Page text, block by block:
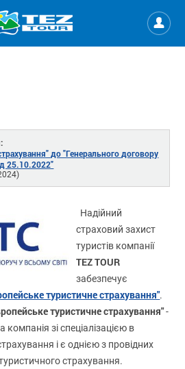
до "Генерального договору
25.10.2022"
Надійний
страховий захист
туристів компанії
TEZ TOUR
забезпечує
туристичне страхування".
туристичне страхування"-
компанія зі спеціалізацією в
і є однією з провідних
страхування.